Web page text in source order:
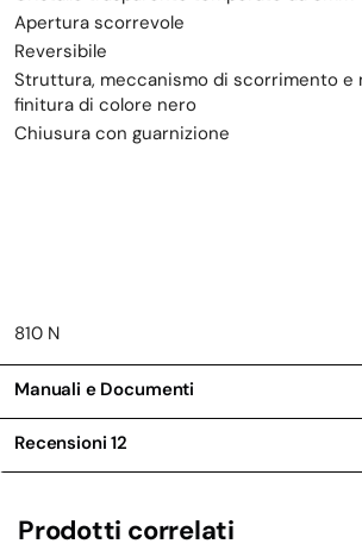
Apertura scorrevole
Reversibile
Struttura, meccanismo di scorrimento e
finitura di colore nero
Chiusura con guarnizione
810 N
Manuali e Documenti
Recensioni12
Prodotti correlati